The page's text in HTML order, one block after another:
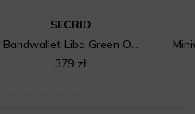
SECRID
Bandwallet Liba Green Orange
379 zł